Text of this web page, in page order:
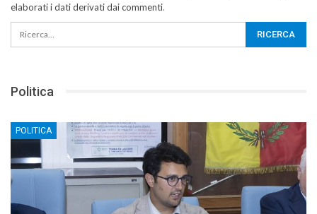
elaborati i dati derivati dai commenti.
Politica
POLITICA